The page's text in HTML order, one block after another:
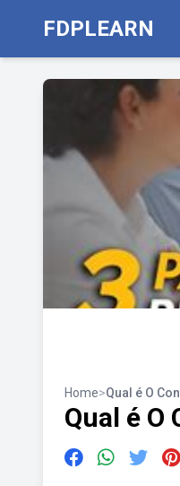
FDPLEARN
Home>Qual é O
Qual é O